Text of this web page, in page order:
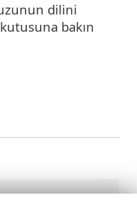
dilini
bakın